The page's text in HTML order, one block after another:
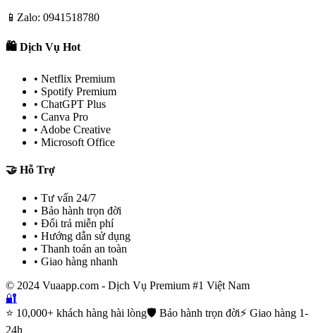
📱 Zalo: 0941518780
🛍️ Dịch Vụ Hot
• Netflix Premium
• Spotify Premium
• ChatGPT Plus
• Canva Pro
• Adobe Creative
• Microsoft Office
🤝 Hỗ Trợ
• Tư vấn 24/7
• Bảo hành trọn đời
• Đổi trả miễn phí
• Hướng dẫn sử dụng
• Thanh toán an toàn
• Giao hàng nhanh
© 2024 Vuaapp.com - Dịch Vụ Premium #1 Việt Nam
🔐
⭐ 10,000+ khách hàng hài lòng🛡️ Bảo hành trọn đời⚡ Giao hàng 1-
24h